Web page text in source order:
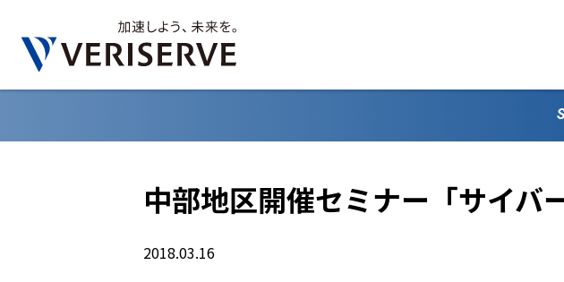
中部地区開催セミナー「サイバ
2018.03.16